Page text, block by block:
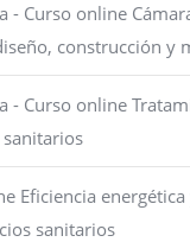
- Curso online
construcción y
- Curso online
Eficiencia
sanitarios